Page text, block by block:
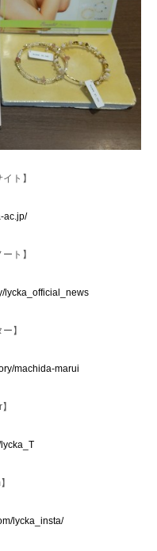
ト】
ac.jp/
ト】
lycka_official_news
】
machida-marui
lycka_insta/